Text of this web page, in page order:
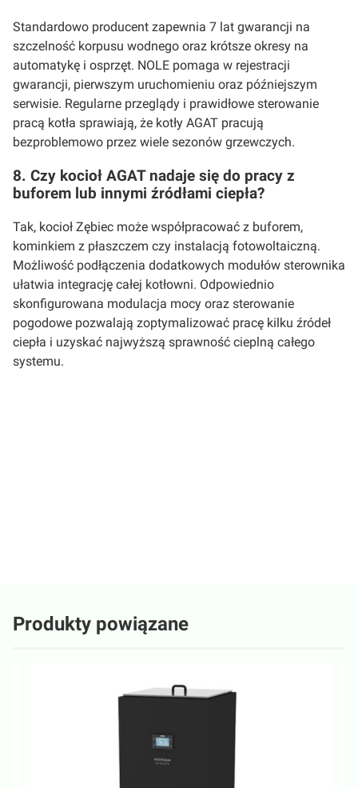
Standardowo producent zapewnia 7 lat gwarancji na
szczelność korpusu wodnego oraz krótsze okresy na
automatykę i osprzęt. NOLE pomaga w rejestracji
gwarancji, pierwszym uruchomieniu oraz późniejszym
serwisie. Regularne przeglądy i prawidłowe sterowanie
pracą kotła sprawiają, że kotły AGAT pracują
bezproblemowo przez wiele sezonów grzewczych.
8. Czy kocioł AGAT nadaje się do pracy z
buforem lub innymi źródłami ciepła?
Tak, kocioł Zębiec może współpracować z buforem,
kominkiem z płaszczem czy instalacją fotowoltaiczną.
Możliwość podłączenia dodatkowych modułów sterownika
ułatwia integrację całej kotłowni. Odpowiednio
skonfigurowana modulacja mocy oraz sterowanie
pogodowe pozwalają zoptymalizować pracę kilku źródeł
ciepła i uzyskać najwyższą sprawność cieplną całego
systemu.
Produkty powiązane